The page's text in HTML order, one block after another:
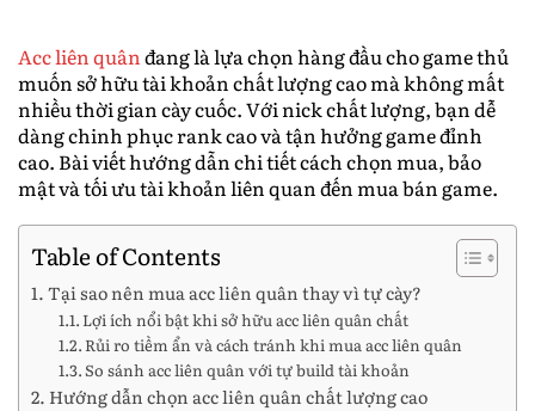
Acc liên quân đang là lựa chọn hàng đầu cho game thủ
muốn sở hữu tài khoản chất lượng cao mà không mất
nhiều thời gian cày cuốc. Với nick chất lượng, bạn dễ
dàng chinh phục rank cao và tận hưởng game đỉnh
cao. Bài viết hướng dẫn chi tiết cách chọn mua, bảo
mật và tối ưu tài khoản liên quan đến mua bán game.
Table of Contents
Tại sao nên mua acc liên quân thay vì tự cày?
Lợi ích nổi bật khi sở hữu acc liên quân chất
Rủi ro tiềm ẩn và cách tránh khi mua acc liên quân
So sánh acc liên quân với tự build tài khoản
Hướng dẫn chọn acc liên quân chất lượng cao